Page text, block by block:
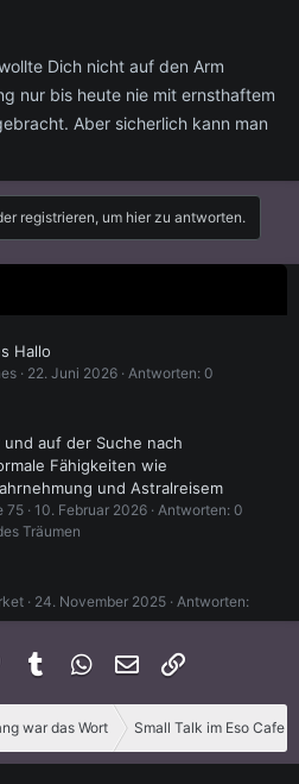
Dich nicht auf den Arm
nur bis heute nie mit ernsthaftem
Aber sicherlich kann man
registrieren, um hier zu antworten.
Hallo
22. Juni 2026 Antworten: 0
auf der Suche nach
Fähigkeiten wie
und Astralreisem
75 10. Februar 2026
Antworten: 0
Träumen
24. November 2025
Antworten:
19. Juni 2025
PinterestTumblr WhatsApp
E-Mail
war das Wort Small Talk im Eso Cafe